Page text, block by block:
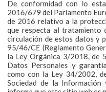
De conformidad con lo
2016/679 del Parlamento
de 2016 relativo a la
que respecta al tratamiento
circulación de estos datos y
95/46/CE (Reglamento
la Ley Orgánica 3/2018, de
Datos Personales y
como con la Ley 34/2002,
Sociedad de la